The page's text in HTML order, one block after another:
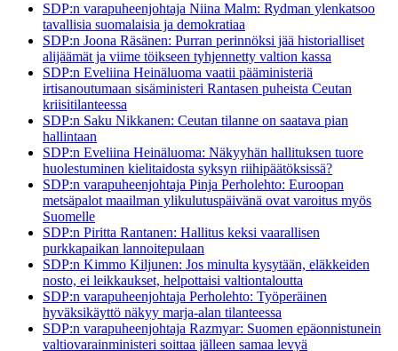
SDP:n varapuheenjohtaja Niina Malm: Rydman ylenkatsoo
tavallisia suomalaisia ja demokratiaa
SDP:n Joona Räsänen: Purran perinnöksi jää historialliset
alijäämät ja viime töikseen tyhjennetty valtion kassa
SDP:n Eveliina Heinäluoma vaatii pääministeriä
irtisanoutumaan sisäministeri Rantasen puheista Ceutan
kriisitilanteessa
SDP:n Saku Nikkanen: Ceutan tilanne on saatava pian
hallintaan
SDP:n Eveliina Heinäluoma: Näkyyhän hallituksen tuore
huolestuminen kielitaidosta syksyn riihipäätöksissä?
SDP:n varapuheenjohtaja Pinja Perholehto: Euroopan
metsäpalot maailman ylikulutuspäivänä ovat varoitus myös
Suomelle
SDP:n Piritta Rantanen: Hallitus keksi vaarallisen
purkkapaikan lannoitepulaan
SDP:n Kimmo Kiljunen: Jos minulta kysytään, eläkkeiden
nosto, ei leikkaukset, helpottaisi valtiontaloutta
SDP:n varapuheenjohtaja Perholehto: Työperäinen
hyväksikäyttö näkyy marja-alan tilanteessa
SDP:n varapuheenjohtaja Razmyar: Suomen epäonnistunein
valtiovarainministeri soittaa jälleen samaa levyä